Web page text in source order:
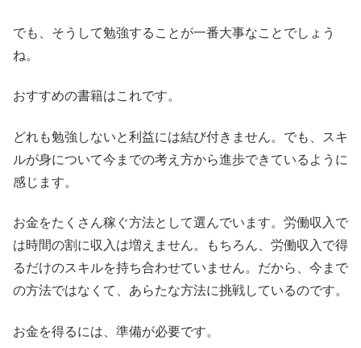
でも、そうして勉強することが一番大事なことでしょう
ね。
おすすめの書籍はこれです。
どれも勉強しないと利益には結び付きません。でも、スキ
ルが身について今までの考え方から進歩できているように
感じます。
お金をたくさん稼ぐ方法として選んでいます。労働収入で
は時間の割に収入は増えません。もちろん、労働収入で得
るだけのスキルを持ち合わせていません。だから、今まで
の方法ではなくて、あらたな方法に挑戦しているのです。
お金を得るには、準備が必要です。